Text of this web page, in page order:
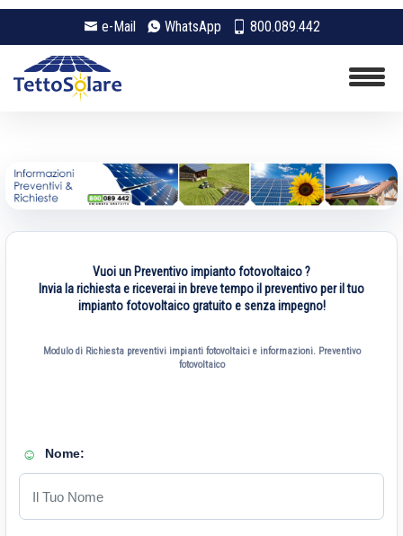
e-Mail WhatsApp 800.089.442
Vuoi un Preventivo impianto fotovoltaico ?
Invia la richiesta e riceverai in breve tempo il preventivo per il tuo
impianto fotovoltaico gratuito e senza impegno!
Modulo di Richiesta preventivi impianti fotovoltaici e informazioni. Preventivo
fotovoltaico
Nome: